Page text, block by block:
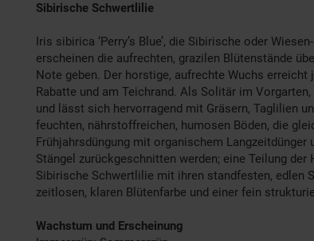
Sibirische Schwertlilie
Iris sibirica ‘Perry’s Blue’, die Sibirische oder
erscheinen die aufrechten, grazilen Blütenstände
Note geben. Der horstige, aufrechte Wuchs
Rabatte und am Teichrand. Als Solitär im
und lässt sich hervorragend mit Gräsern, Taglilien
feuchten, nährstoffreichen, humosen Böden, die
Frühjahrsdüngung mit organischem
Stängel zurückgeschnitten werden; eine Teilung
Sibirische Schwertlilie mit ihren standfesten, edlen
zeitlosen, klaren Blütenfarbe und einer fein
Wachstum und Erscheinung